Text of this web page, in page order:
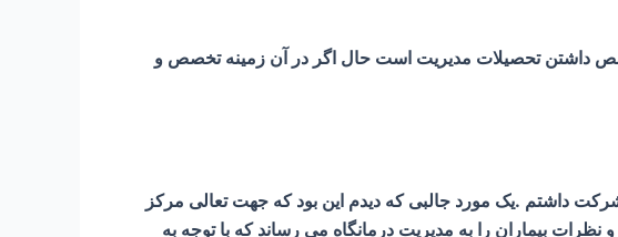
داشتن تحصیلات مدیریت است حال اگر در آن زمینه تخصص و
داشتم .یک مورد جالبی که دیدم این بود که جهت تعالی مرکز
بیماران را به مدیریت درمانگاه می رساند که با توجه به